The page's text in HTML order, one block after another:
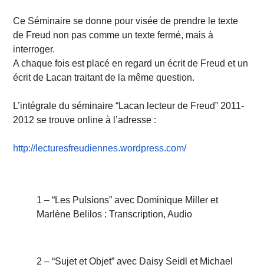
Ce Séminaire se donne pour visée de prendre le texte
de Freud non pas comme un texte fermé, mais à
interroger.
A chaque fois est placé en regard un écrit de Freud et un
écrit de Lacan traitant de la même question.
L’intégrale du séminaire “Lacan lecteur de Freud” 2011-
2012 se trouve online à l’adresse :
http://lecturesfreudiennes.wordpress.com/
1 – “Les Pulsions” avec Dominique Miller et
Marlène Belilos : Transcription, Audio
2 – “Sujet et Objet” avec Daisy Seidl et Michael